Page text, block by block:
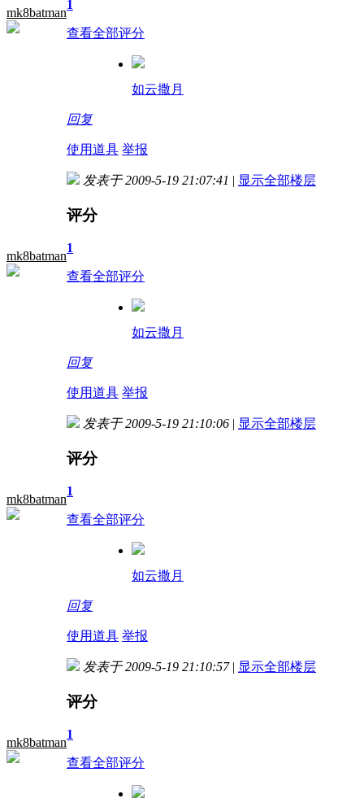
mk8batman
1
查看全部评分
如云撒月
回复
使用道具 举报
mk8batman
发表于 2009-5-19 21:07:41 | 显示全部楼层
评分
1
查看全部评分
如云撒月
回复
使用道具 举报
mk8batman
发表于 2009-5-19 21:10:06 | 显示全部楼层
评分
1
查看全部评分
如云撒月
回复
使用道具 举报
mk8batman
发表于 2009-5-19 21:10:57 | 显示全部楼层
评分
1
查看全部评分